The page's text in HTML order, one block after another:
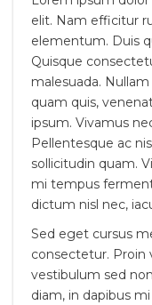
elit. Nam efficitur
elementum. Duis
Quisque
malesuada.
quam quis,
ipsum. Vivamus
Pellentesque ac
sollicitudin quam.
mi tempus
dictum nisl nec,
Sed eget cursus
consectetur. Proin
vestibulum sed
diam, in dapibus